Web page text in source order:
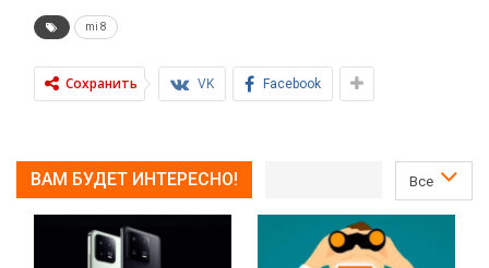
mi 8
Сохранить VK Facebook
Все
ВАМ БУДЕТ ИНТЕРЕСНО!